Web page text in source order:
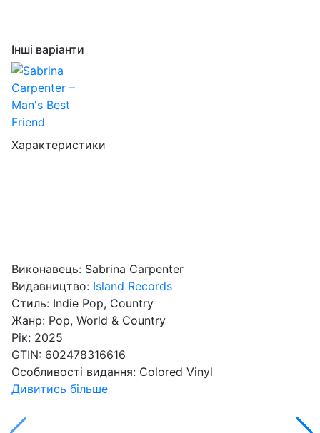
Інші варіанти
Характеристики
Виконавець: Sabrina Carpenter
Видавництво: Island Records
Стиль: Indie Pop, Country
Жанр: Pop, World & Country
Рік: 2025
GTIN: 602478316616
Особливості видання: Colored Vinyl
Дивитись більше